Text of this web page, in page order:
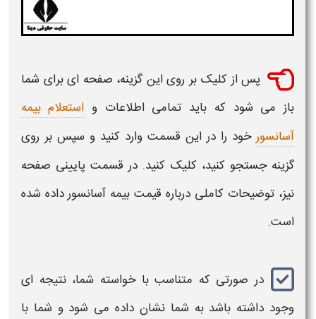
پس‌ از کلیک بر روی این گزینه، صفحه‌ ای برای شما
باز می ‌شود که باید تمامی اطلاعات و استعلام بیمه
آسانسور خود را در این قسمت وارد کنید و سپس بر روی
گزینه جستجو کنید، کلیک کنید. در قسمت پایینی صفحه
نیز، توضیحات کاملی درباره قیمت بیمه آسانسورداده ‌شده
است.
در صورتی‌ که متناسب با خواسته‌ شما، نتیجه ‌ای
وجود داشته باشد به شما نشان داده می شود و شما با